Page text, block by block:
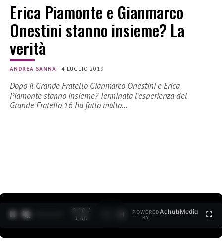
Erica Piamonte e Gianmarco
Onestini stanno insieme? La
verità
ANDREA SANNA |4 LUGLIO 2019
Dopo il Grande Fratello Gianmarco Onestini e Erica
Piamonte stanno insieme? Terminata l’esperienza del
Grande Fratello 16 ha fatto molto…
0:11 /
1:40
POWERED
BY
AdhubMedia